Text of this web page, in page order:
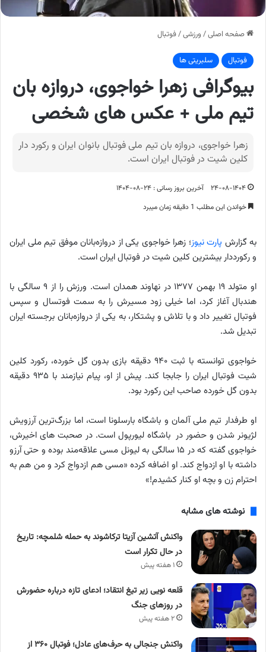
صفحه اصلی/ ورزشی/فوتبال
فوتبال سلبریتی ها
بیوگرافی زهرا خواجوی، دروازه بان
تیم ملی + عکس های شخصی
زهرا خواجوی، دروازه بان تیم ملی فوتبال بانوان ایران و رکورد دار
کلین شیت در فوتبال ایران است.
۲۴-۰۸-۱۴۰۴
آخرین بروز رسانی : ۲۴-۰۸-۱۴۰۴
خواندن این مطلب 1 دقیقه زمان میبرد
به گزارش پارت نیوز؛ زهرا خواجوی یکی از دروازه‌بانان موفق تیم ملی ایران
و رکورددار بیشترین کلین شیت در فوتبال ایران است.
او متولد ۱۹ بهمن ۱۳۷۷ در نهاوند همدان است. ورزش را از ۹ سالگی با
هندبال آغاز کرد، اما خیلی زود مسیرش را به سمت فوتسال و سپس
فوتبال تغییر داد و با تلاش و پشتکار، به یکی از دروازه‌بانان برجسته ایران
تبدیل شد.
خواجوی توانسته با ثبت ۹۴۰ دقیقه بازی بدون گل خورده، رکورد کلین
شیت فوتبال ایران را جابجا کند. پیش از او، پیام نیازمند با ۹۳۵ دقیقه
بدون گل خورده صاحب این رکورد بود.
او طرفدار تیم ملی آلمان و باشگاه بارسلونا است، اما بزرگ‌ترین آرزویش
لژیونر شدن و حضور در باشگاه لیورپول است. در صحبت های اخیرش،
خواجوی گفته که در ۱۵ سالگی به لیونل مسی علاقه‌مند بوده و حتی آرزو
داشته با او ازدواج کند. او اضافه کرده «مسی هم ازدواج کرد و من هم به
احترام زن و بچه او کنار کشیدم!»
نوشته های مشابه
واکنش آتشین آزیتا ترکاشوند به حمله شلمچه: تاریخ
در حال تکرار است
۱ هفته پیش
قلعه نویی زیر تیغ انتقاد؛ ادعای تازه درباره حضورش
در روزهای جنگ
۲ هفته پیش
واکنش جنجالی به حرف‌های عادل؛ فوتبال ۳۶۰ از